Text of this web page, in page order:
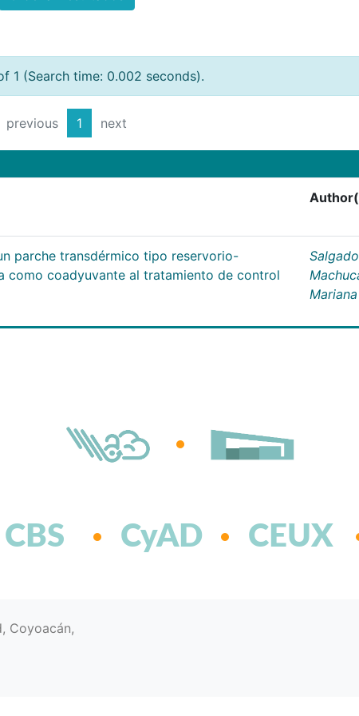
1 (Search time: 0.002 seconds).
previous 1 next
parche transdérmico tipo reservorio-
como coadyuvante al tratamiento de control
Salgado
Mariana
CBS CyAD CEUX
Coyoacán,